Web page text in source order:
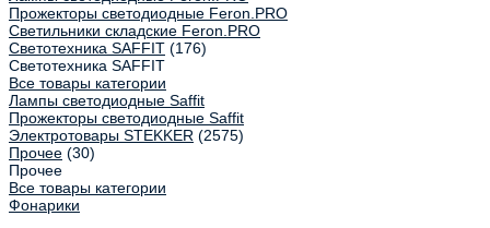
Прожекторы светодиодные Feron.PRO
Светильники складские Feron.PRO
Светотехника SAFFIT (176)
Светотехника SAFFIT
Все товары категории
Лампы светодиодные Saffit
Прожекторы светодиодные Saffit
Электротовары STEKKER (2575)
Прочее (30)
Прочее
Все товары категории
Фонарики